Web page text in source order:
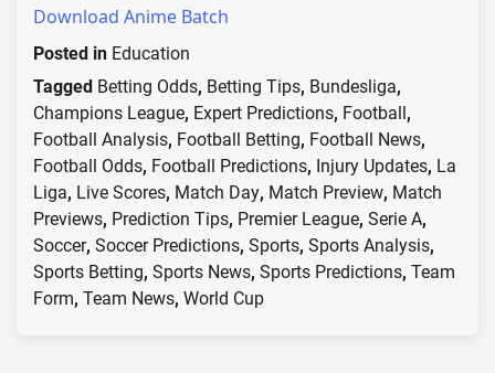
Download Anime Batch
Posted in Education
Tagged Betting Odds, Betting Tips, Bundesliga,
Champions League, Expert Predictions, Football ,
Football Analysis, Football Betting, Football News,
Football Odds, Football Predictions, Injury Updates, La
Liga, Live Scores, Match Day, Match Preview, Match
Previews, Prediction Tips, Premier League, Serie A,
Soccer, Soccer Predictions, Sports, Sports Analysis,
Sports Betting, Sports News, Sports Predictions, Team
Form, Team News, World Cup